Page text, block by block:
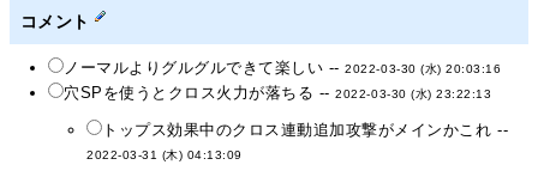
コメント
ノーマルよりグルグルできて楽しい --2022-03-30 (水) 20:03:16
穴SPを使うとクロス火力が落ちる --2022-03-30 (水) 23:22:13
トップス効果中のクロス連動追加攻撃がメインかこれ --
2022-03-31 (木) 04:13:09